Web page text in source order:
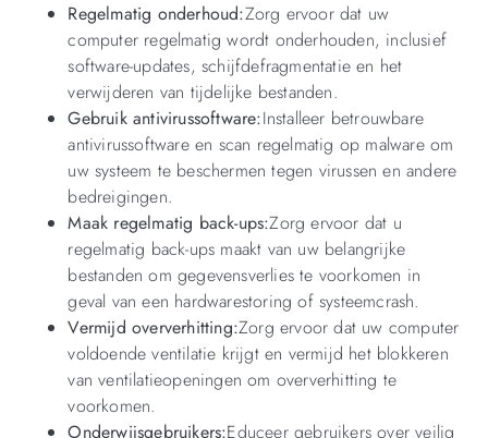
Regelmatig onderhoud:Zorg ervoor dat uw
computer regelmatig wordt onderhouden, inclusief
software-updates, schijfdefragmentatie en het
verwijderen van tijdelijke bestanden.
Gebruik antivirussoftware:Installeer betrouwbare
antivirussoftware en scan regelmatig op malware om
uw systeem te beschermen tegen virussen en andere
bedreigingen.
Maak regelmatig back-ups:Zorg ervoor dat u
regelmatig back-ups maakt van uw belangrijke
bestanden om gegevensverlies te voorkomen in
geval van een hardwarestoring of systeemcrash.
Vermijd oververhitting:Zorg ervoor dat uw computer
voldoende ventilatie krijgt en vermijd het blokkeren
van ventilatieopeningen om oververhitting te
voorkomen.
Onderwijsgebruikers:Educeer gebruikers over veilig